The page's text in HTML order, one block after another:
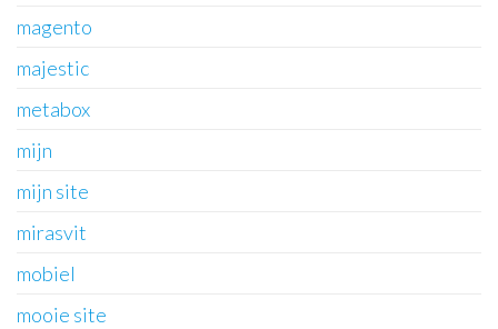
magento
majestic
metabox
mijn
mijn site
mirasvit
mobiel
mooie site